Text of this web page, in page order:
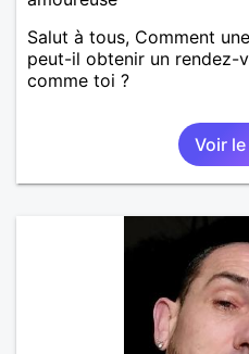
Salut à tous, Comment
peut-il obtenir un rendez-
comme toi ?
Voir